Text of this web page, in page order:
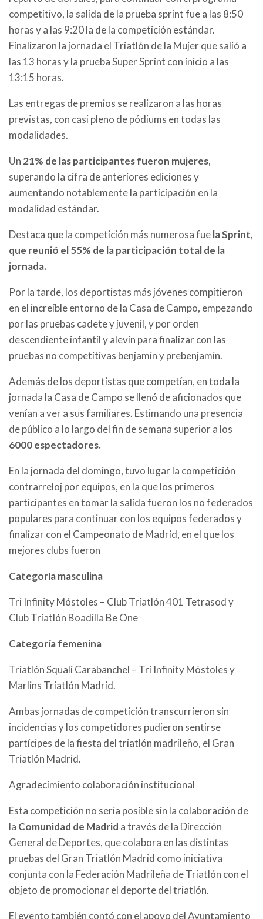
competitivo, la salida de la prueba sprint fue a las 8:50
horas y a las 9:20 la de la competición estándar.
Finalizaron la jornada el Triatlón de la Mujer que salió a
las 13 horas y la prueba Super Sprint con inicio a las
13:15 horas.
Las entregas de premios se realizaron a las horas
previstas, con casi pleno de pódiums en todas las
modalidades.
Un 21% de las participantes fueron mujeres,
superando la cifra de anteriores ediciones y
aumentando notablemente la participación en la
modalidad estándar.
Destaca que la competición más numerosa fuela Sprint,
que reunió el 55% de la participación total de la
jornada.
Por la tarde, los deportistas más jóvenes compitieron
en el increíble entorno de la Casa de Campo, empezando
por las pruebas cadete y juvenil, y por orden
descendiente infantil y alevín para finalizar con las
pruebas no competitivas benjamín y prebenjamín.
Además de los deportistas que competían, en toda la
jornada la Casa de Campo se llenó de aficionados que
venían a ver a sus familiares. Estimando una presencia
de público a lo largo del fin de semana superior a los
6000 espectadores.
En la jornada del domingo, tuvo lugar la competición
contrarreloj por equipos, en la que los primeros
participantes en tomar la salida fueron los no federados
populares para continuar con los equipos federados y
finalizar con el Campeonato de Madrid, en el que los
mejores clubs fueron
Categoría masculina
Tri Infinity Móstoles – Club Triatlón 401 Tetrasod y
Club Triatlón Boadilla Be One
Categoría femenina
Triatlón Squali Carabanchel – Tri Infinity Móstoles y
Marlins Triatlón Madrid.
Ambas jornadas de competición transcurrieron sin
incidencias y los competidores pudieron sentirse
partícipes de la fiesta del triatlón madrileño, el Gran
Triatlón Madrid.
Agradecimiento colaboración institucional
Esta competición no sería posible sin la colaboración de
la Comunidad de Madrid a través de la Dirección
General de Deportes, que colabora en las distintas
pruebas del Gran Triatlón Madrid como iniciativa
conjunta con la Federación Madrileña de Triatlón con el
objeto de promocionar el deporte del triatlón.
El evento también contó con el apoyo del Ayuntamiento